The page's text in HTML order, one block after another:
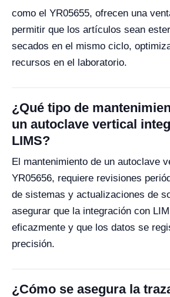
como el YR05655, ofrecen una
permitir que los artículos sean
secados en el mismo ciclo,
recursos en el laboratorio.
¿Qué tipo de
un autoclave vertical
LIMS?
El mantenimiento de un autoclave
YR05656, requiere revisiones
de sistemas y actualizaciones de
asegurar que la integración con
eficazmente y que los datos se
precisión.
¿Cómo se asegura la